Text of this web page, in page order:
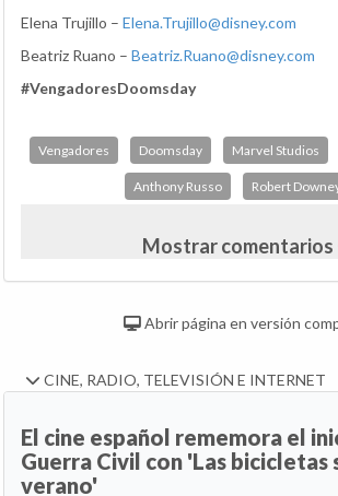
Elena Trujillo – Elena.Trujillo@disney.com
Beatriz Ruano – Beatriz.Ruano@disney.com
#VengadoresDoomsday
Vengadores Doomsday Marvel Studios
Anthony Russo Robert
Mostrar comentarios
Abrir página en versión
CINE, RADIO, TELEVISIÓN E INTERNET
El cine español rememora el
Guerra Civil con 'Las bicicletas
verano'